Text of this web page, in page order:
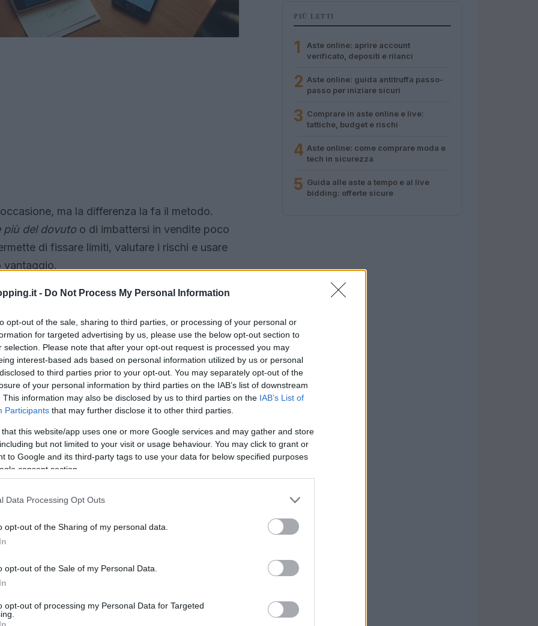
- Do Not Process My Personal Information
opt-out of the sale, sharing to third parties, or processing of your personal or
for targeted advertising by us, please use the below opt-out section to
selection. Please note that after your opt-out request is processed you may
interest-based ads based on personal information utilized by us or personal
to third parties prior to your opt-out. You may separately opt-out of the
of your personal information by third parties on the IAB’s list of downstream
This information may also be disclosed by us to third parties on the IAB’s List of
Participants that may further disclose it to other third parties.
that this website/app uses one or more Google services and may gather and store
but not limited to your visit or usage behaviour. You may click to grant or
to Google and its third-party tags to use your data for below specified purposes
consent section.
Data Processing Opt Outs
opt-out of the Sharing of my personal data.
opt-out of the Sale of my Personal Data.
opt-out of processing my Personal Data for Targeted
ma la differenza la fa il metodo.
più del dovuto o di imbattersi in vendite poco
di fissare limiti, valutare i rischi e usare
vantaggio.
dopo passo traproxy bidding
condizioni di vendita alla verifica del profilo del
giusto al prezzo giusto, evitando
all-in e tabella di calcolo
PIÙ LETTI
1
Aste online: aprire account
verificato, depositi e rilanci
2 Aste online: guida antitruffa passo-
passo per iniziare sicuri
3 Comprare in aste online e live:
tattiche, budget e rischi
4 Aste online: come comprare moda e
tech in sicurezza
5 Guida alle aste a tempo e al live
bidding: offerte sicure